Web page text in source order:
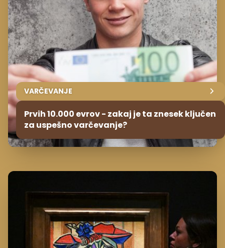
VARČEVANJE
Prvih 10.000 evrov - zakaj je ta znesek ključen
za uspešno varčevanje?